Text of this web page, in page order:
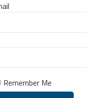
Remember Me